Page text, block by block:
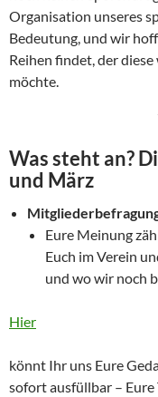
Organisation unseres
Bedeutung, und wir
Reihen findet, der
möchte.
Was steht an?
und März
Eure Meinung
Euch im Verein
und wo wir noch
Hier
könnt Ihr uns Eure
sofort ausfüllbar –